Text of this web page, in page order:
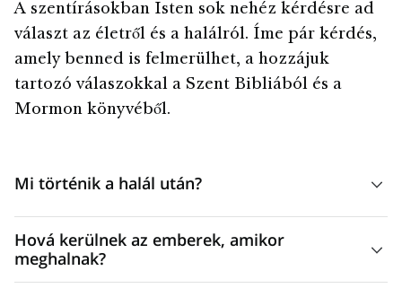
A szentírásokban Isten sok nehéz kérdésre ad
választ az életről és a halálról. Íme pár kérdés,
amely benned is felmerülhet, a hozzájuk
tartozó válaszokkal a Szent Bibliából és a
Mormon könyvéből.
Mi történik a halál után?
azonban magabiztosan válaszolta meg ezt a kérdést: „[bár
e test elpusztul, mégis] az én testemben látom meg
Hová kerülnek az emberek, amikor
meghalnak?